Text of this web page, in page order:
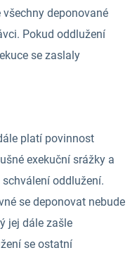
deponované
Pokud oddlužení
se zaslaly
platí povinnost
exekuční srážky a
oddlužení.
se deponovat nebude
jej dále zašle
se ostatní